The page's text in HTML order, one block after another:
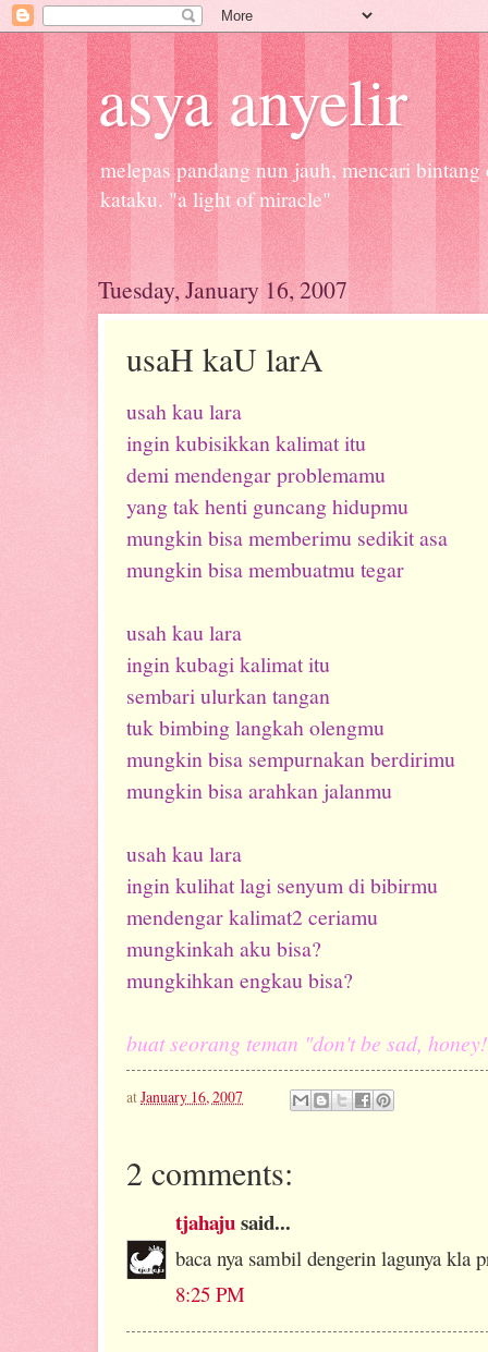
asya anyelir
melepas pandang nun jauh, mencari
kataku. "a light of miracle"
Tuesday, January 16, 2007
usaH kaU larA
usah kau lara
ingin kubisikkan kalimat itu
demi mendengar problemamu
yang tak henti guncang hidupmu
mungkin bisa memberimu sedikit asa
mungkin bisa membuatmu tegar
usah kau lara
ingin kubagi kalimat itu
sembari ulurkan tangan
tuk bimbing langkah olengmu
mungkin bisa sempurnakan berdirimu
mungkin bisa arahkan jalanmu
usah kau lara
ingin kulihat lagi senyum di bibirmu
mendengar kalimat2 ceriamu
mungkinkah aku bisa?
mungkihkan engkau bisa?
buat seorang teman "don't be sad,
atJanuary 16, 2007
2 comments:
tjahajusaid...
baca nya sambil dengerin lagunya kla
8:25 PM